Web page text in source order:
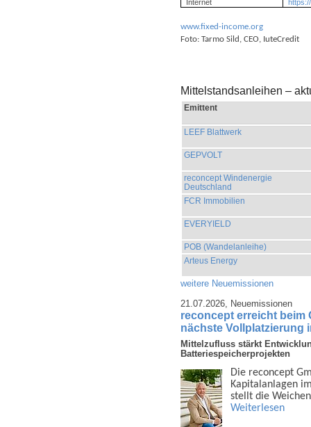
Internet
www.fixed-income.org
Foto: Tarmo Sild, CEO, IuteCredit
Mittelstandsanleihen –
Emittent
LEEF Blattwerk
GEPVOLT
reconcept Windenergie
Deutschland
FCR Immobilien
EVERYIELD
POB (Wandelanleihe)
Arteus Energy
weitere Neuemissionen
21.07.2026, Neuemissionen
reconcept erreicht beim
nächste Vollplatzierung
Mittelzufluss stärkt
Batteriespeicherprojekten
Die reconcept
Kapital­anlagen
stellt die
Weiterlesen